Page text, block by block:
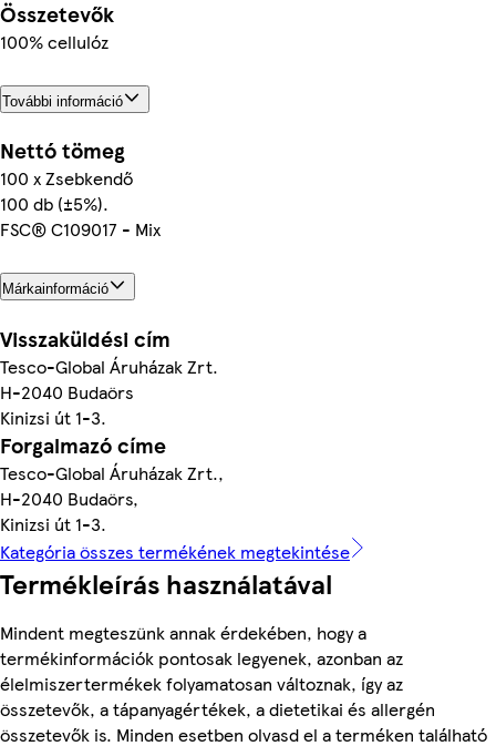
Összetevők
100% cellulóz
További információ
Nettó tömeg
100 x Zsebkendő
100 db (±5%).
FSC® C109017 - Mix
Márkainformáció
Visszaküldési cím
Tesco-Global Áruházak Zrt.
H-2040 Budaörs
Kinizsi út 1-3.
Forgalmazó címe
Tesco-Global Áruházak Zrt.,
H-2040 Budaörs,
Kinizsi út 1-3.
Kategória összes termékének megtekintése
Termékleírás használatával
Mindent megteszünk annak érdekében, hogy a
termékinformációk pontosak legyenek, azonban az
élelmiszertermékek folyamatosan változnak, így az
összetevők, a tápanyagértékek, a dietetikai és allergén
összetevők is. Minden esetben olvasd el a terméken található